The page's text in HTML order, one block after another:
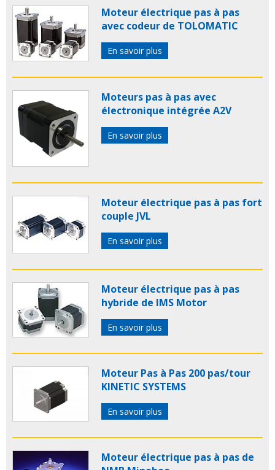
Moteur électrique pas à pas
avec codeur de TOLOMATIC
En savoir plus
Moteurs pas à pas avec
électronique intégrée A2V
En savoir plus
Moteur électrique pas à pas fort
couple JVL
En savoir plus
Moteur électrique pas à pas
hybride de IMS Motor
En savoir plus
Moteur Pas à Pas 200 pas/tour
KINETIC SYSTEMS
En savoir plus
Moteur électrique pas à pas de